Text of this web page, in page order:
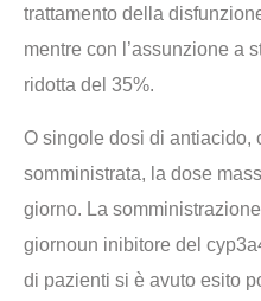
trattamento della
mentre con l’assunzione a
ridotta del 35%.
O singole dosi di antiacido,
somministrata, la dose
giorno. La
giornoun inibitore del
di pazienti si è avuto esito